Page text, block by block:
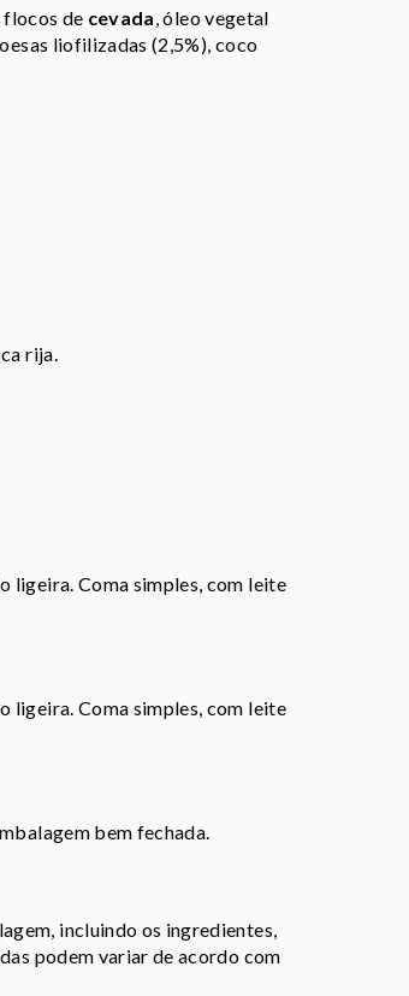
flocos de cevada, óleo vegetal
liofilizadas (2,5%), coco
rija.
ligeira. Coma simples, com leite
ligeira. Coma simples, com leite
bem fechada.
incluindo os ingredientes,
podem variar de acordo com